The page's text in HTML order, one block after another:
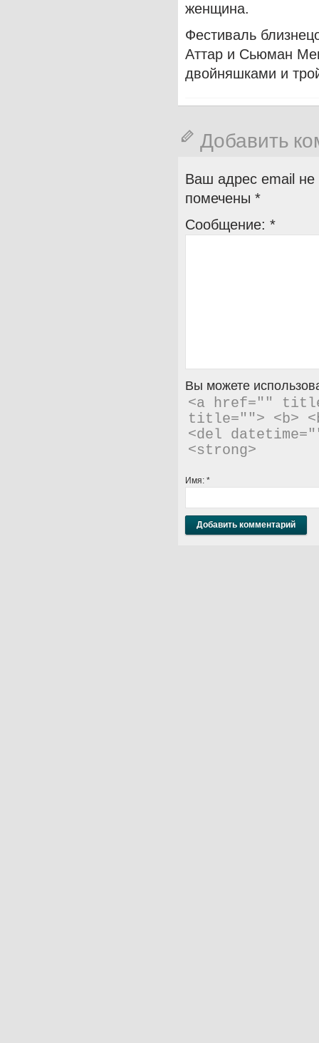
женщина.
Фестиваль
Аттар и Сьюман
двойняшками и
Добавить
Ваш адрес email не
помечены *
Сообщение: *
Вы можете
<a href=""
title=""> <b>
<del
<strong>
Имя: *